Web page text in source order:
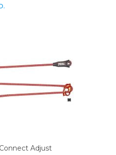
Adjust